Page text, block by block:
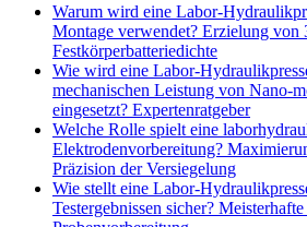
Warum wird eine Labor-
Montage verwendet? Erzielung von
Festkörperbatteriedichte
Wie wird eine Labor-
mechanischen Leistung von Nano-
eingesetzt? Expertenratgeber
Welche Rolle spielt eine
Elektrodenvorbereitung?
Präzision der Versiegelung
Wie stellt eine Labor-
Testergebnissen sicher?